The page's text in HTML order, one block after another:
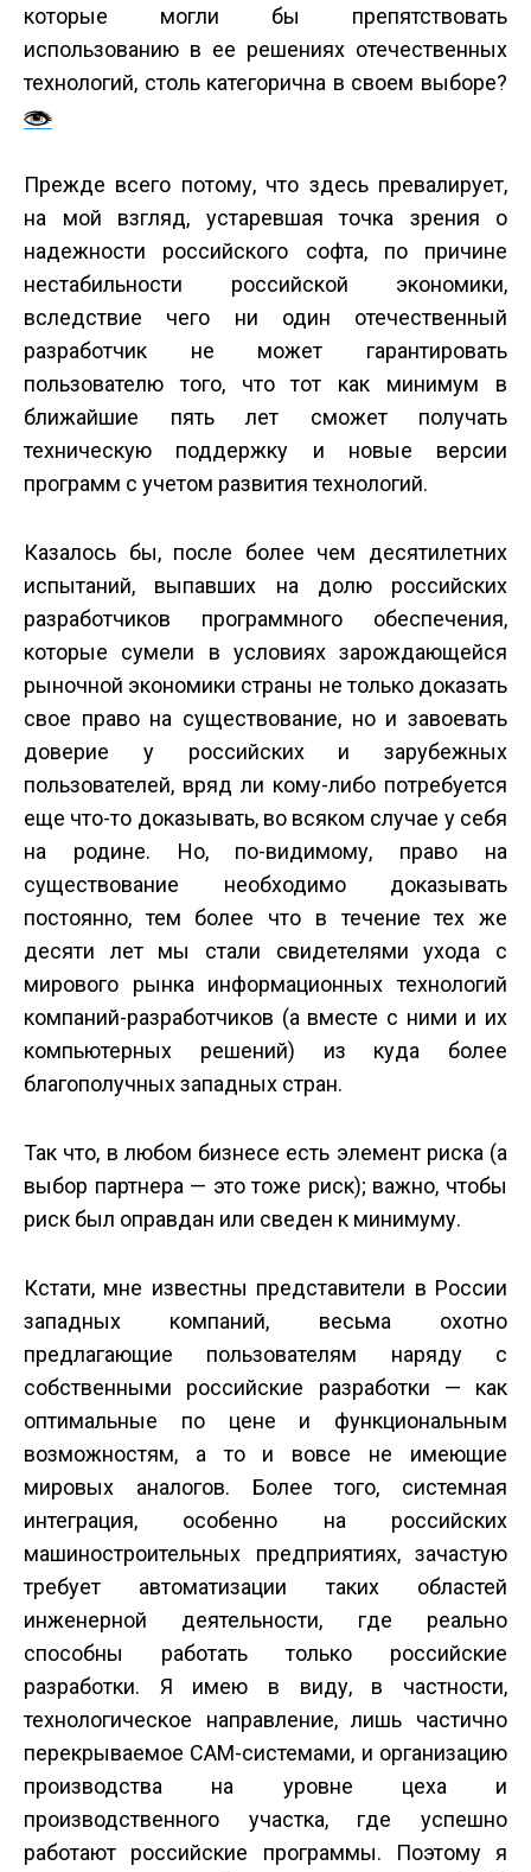
которые могли бы препятствовать
использованию в ее решениях отечественных
технологий, столь категорична в своем выборе?
Прежде всего потому, что здесь превалирует,
на мой взгляд, устаревшая точка зрения о
надежности российского софта, по причине
нестабильности российской экономики,
вследствие чего ни один отечественный
разработчик не может гарантировать
пользователю того, что тот как минимум в
ближайшие пять лет сможет получать
техническую поддержку и новые версии
программ с учетом развития технологий.
Казалось бы, после более чем десятилетних
испытаний, выпавших на долю российских
разработчиков программного обеспечения,
которые сумели в условиях зарождающейся
рыночной экономики страны не только доказать
свое право на существование, но и завоевать
доверие у российских и зарубежных
пользователей, вряд ли кому-либо потребуется
еще что-то доказывать, во всяком случае у себя
на родине. Но, по-видимому, право на
существование необходимо доказывать
постоянно, тем более что в течение тех же
десяти лет мы стали свидетелями ухода с
мирового рынка информационных технологий
компаний-разработчиков (а вместе с ними и их
компьютерных решений) из куда более
благополучных западных стран.
Так что, в любом бизнесе есть элемент риска (а
выбор партнера — это тоже риск); важно, чтобы
риск был оправдан или сведен к минимуму.
Кстати, мне известны представители в России
западных компаний, весьма охотно
предлагающие пользователям наряду с
собственными российские разработки — как
оптимальные по цене и функциональным
возможностям, а то и вовсе не имеющие
мировых аналогов. Более того, системная
интеграция, особенно на российских
машиностроительных предприятиях, зачастую
требует автоматизации таких областей
инженерной деятельности, где реально
способны работать только российские
разработки. Я имею в виду, в частности,
технологическое направление, лишь частично
перекрываемое CAM-системами, и организацию
производства на уровне цеха и
производственного участка, где успешно
работают российские программы. Поэтому я